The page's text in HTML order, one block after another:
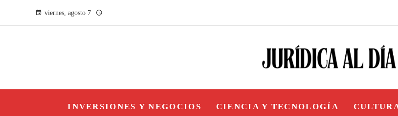
viernes, agosto 7
INVERSIONES Y NEGOCIOS CIENCIA Y TECNOLOGÍA